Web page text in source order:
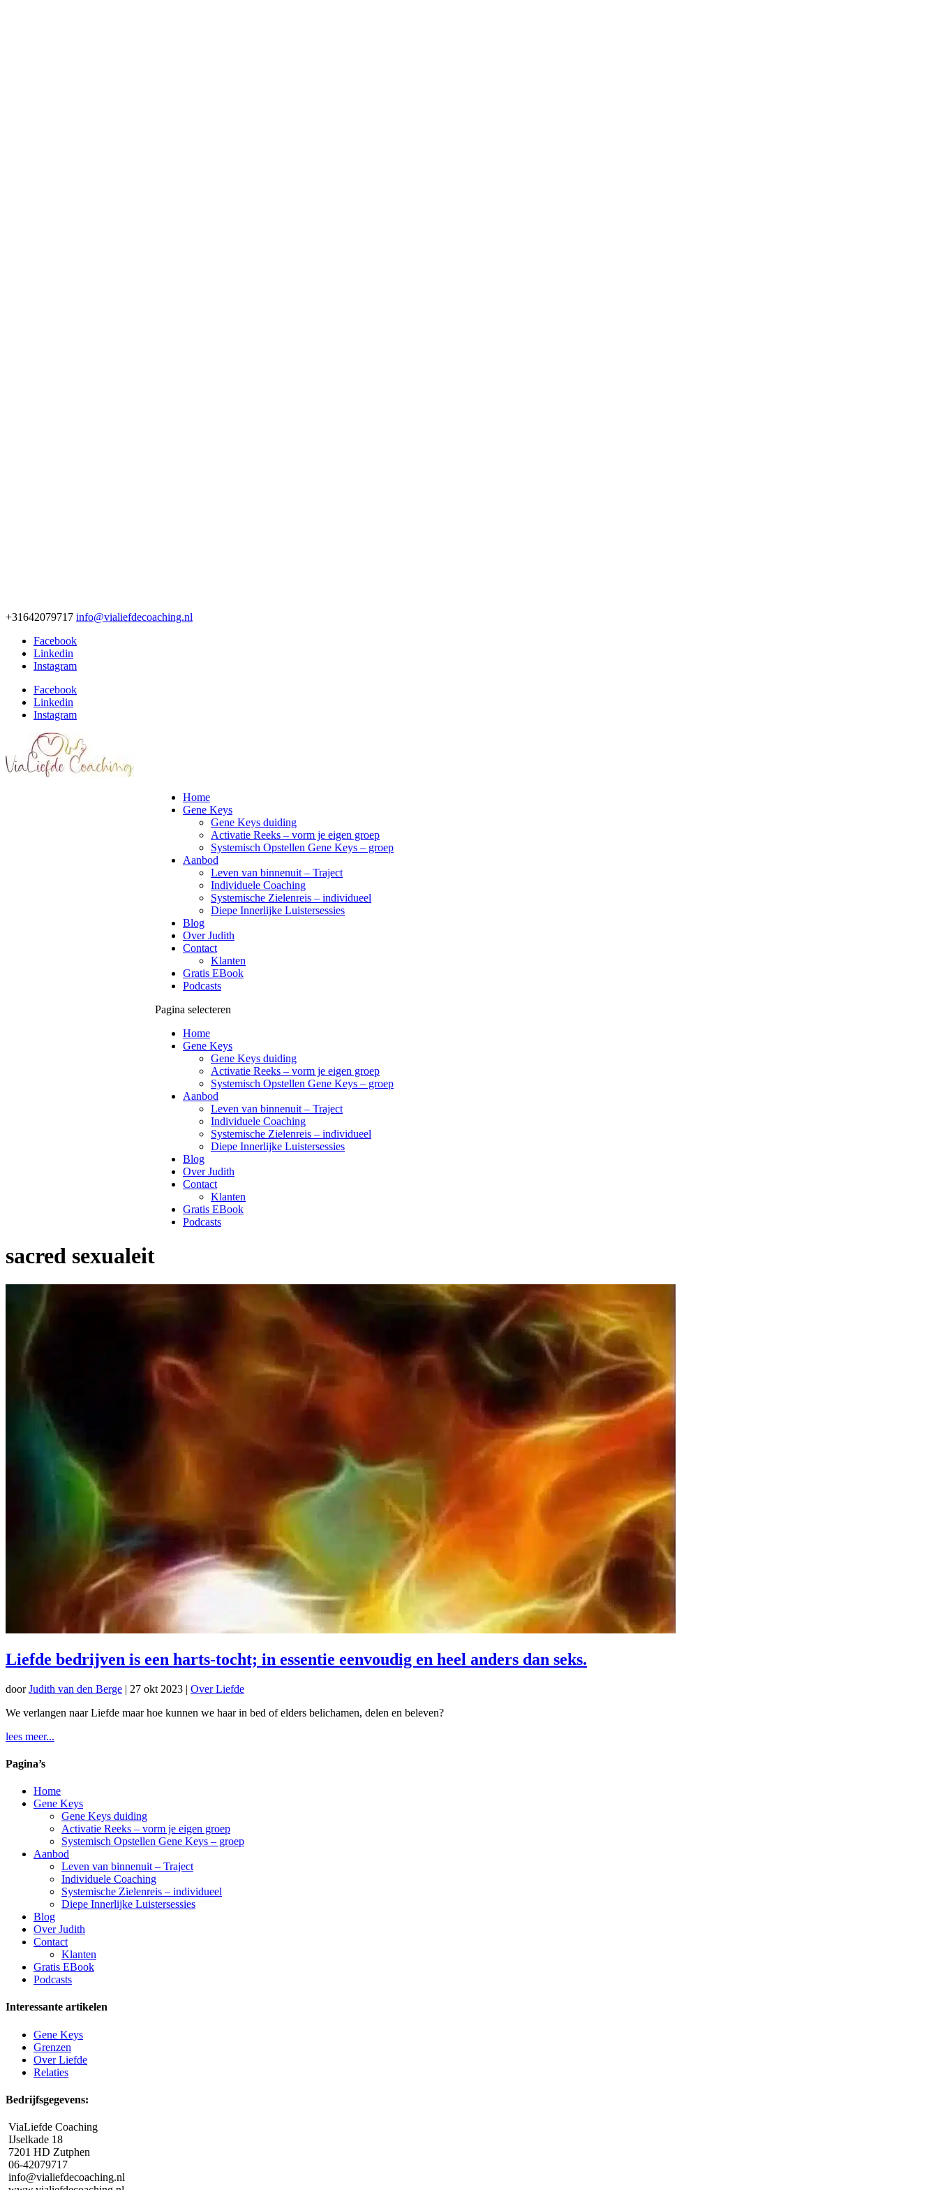
+31642079717 info@vialiefdecoaching.nl
Facebook
Linkedin
Instagram
Facebook
Linkedin
Instagram
Home
Gene Keys
Gene Keys duiding
Activatie Reeks – vorm je eigen groep
Systemisch Opstellen Gene Keys – groep
Aanbod
Leven van binnenuit – Traject
Individuele Coaching
Systemische Zielenreis – individueel
Diepe Innerlijke Luistersessies
Blog
Over Judith
Contact
Klanten
Gratis EBook
Podcasts
Pagina selecteren
Home
Gene Keys
Gene Keys duiding
Activatie Reeks – vorm je eigen groep
Systemisch Opstellen Gene Keys – groep
Aanbod
Leven van binnenuit – Traject
Individuele Coaching
Systemische Zielenreis – individueel
Diepe Innerlijke Luistersessies
Blog
Over Judith
Contact
Klanten
Gratis EBook
Podcasts
sacred sexualeit
Liefde bedrijven is een harts-tocht; in essentie eenvoudig en heel anders dan seks.
doorJudith van den Berge | 27 okt 2023 | Over Liefde
We verlangen naar Liefde maar hoe kunnen we haar in bed of elders belichamen, delen en beleven?
lees meer...
Pagina’s
Home
Gene Keys
Gene Keys duiding
Activatie Reeks – vorm je eigen groep
Systemisch Opstellen Gene Keys – groep
Aanbod
Leven van binnenuit – Traject
Individuele Coaching
Systemische Zielenreis – individueel
Diepe Innerlijke Luistersessies
Blog
Over Judith
Contact
Klanten
Gratis EBook
Podcasts
Interessante artikelen
Gene Keys
Grenzen
Over Liefde
Relaties
Bedrijfsgegevens:
ViaLiefde Coaching
IJselkade 18
7201 HD Zutphen
06-42079717
info@vialiefdecoaching.nl